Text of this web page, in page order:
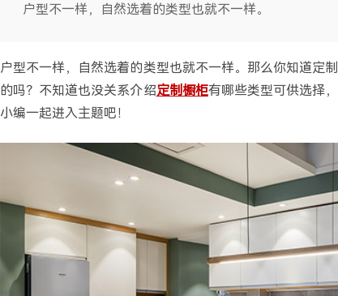
​户型不一样，自然选着的类型也就不一样。
户型不一样，自然选着的类型也就不一样。那么你知道定
的吗？不知道也没关系介绍定制橱柜有哪些类型可供选择
小编一起进入主题吧！